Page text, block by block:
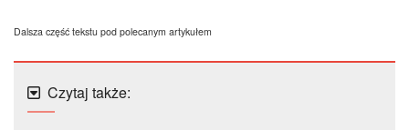
Dalsza część tekstu pod polecanym artykułem
Czytaj także: